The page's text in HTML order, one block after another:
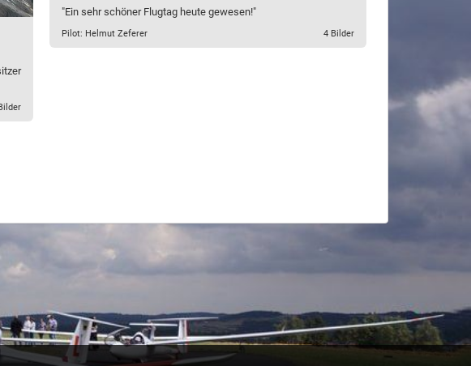
"Ein sehr schöner Flugtag heute gewesen!"
Pilot: Helmut Zeferer 4 Bilder